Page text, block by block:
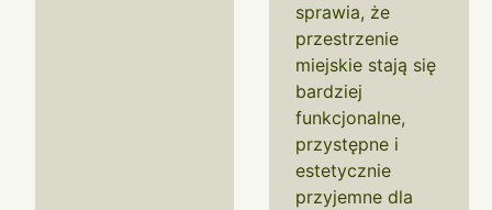
sprawia, że
przestrzenie
miejskie stają się
bardziej
funkcjonalne,
przystępne i
estetycznie
przyjemne dla